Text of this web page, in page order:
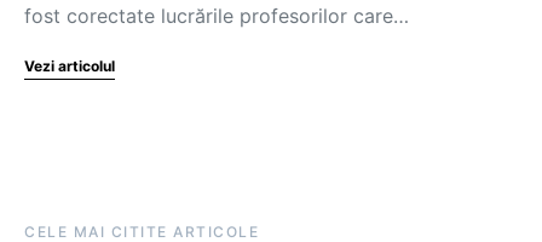
fost corectate lucrările profesorilor care…
Vezi articolul
CELE MAI CITITE ARTICOLE